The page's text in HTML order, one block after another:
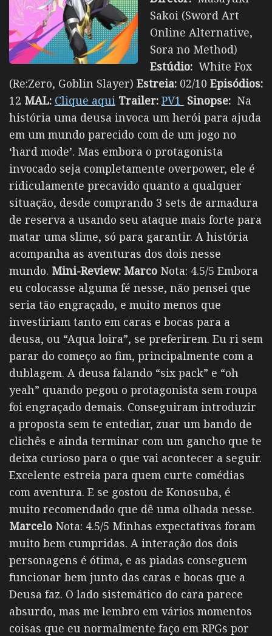
Sakoi (Sword Art
Online Alternative,
Sora no Method)
Estúdio: White Fox
(Re:Zero, Goblin Slayer) Estreia: 02/10 Episódios:
12 MAL: Clique aqui Trailer: PV1 Sinopse: Na
história uma deusa invoca um herói para ajuda
em um mundo parecido com de um jogo no
‘hard mode’. Mas embora o protagonista
invocado seja completamente overpower, ele é
ridiculamente precavido quanto a qualquer
situação, desde comprando 3 sets de armadura
de reserva a usando seu ataque mais forte para
matar uma slime, só para garantir. A história
acompanha as aventuras dos dois nesse
mundo. Mini-Review: Marco Nota: 4.5/5 Embora
eu colocasse alguma fé nesse, não pensei que
seria tão engraçado, e muito menos que
investiriam tanto em caras e bocas para a
deusa, ou “Aqua loira”, se preferirem. Eu ri sem
parar do começo ao fim, principalmente com a
dublagem. A deusa falando “six pack” e “oh
yeah” quando pegou o protagonista sem roupa
foi engraçado demais. Conseguiram introduzir
a proposta sem te entediar, zuar um bando de
clichês e ainda terminar com um gancho que te
deixa curioso para o que vai acontecer a seguir.
Excelente estreia para quem curte comédias
com aventura. E se gostou de Konosuba, é
muito recomendado que dê uma olhada nesse.
Marcelo Nota: 4.5/5 Minhas expectativas foram
muito bem cumpridas. A interação dos dois
personagens é ótima, e as piadas conseguem
funcionar bem junto das caras e bocas que a
Deusa faz. O lado sistemático do cara parece
absurdo, mas me lembro em vários momentos
coisas que eu normalmente faço em RPGs por